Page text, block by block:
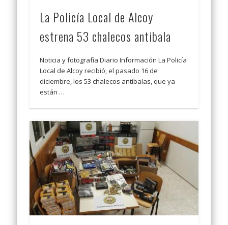
La Policía Local de Alcoy
estrena 53 chalecos antibala
Noticia y fotografía Diario Información La Policía
Local de Alcoy recibió, el pasado 16 de
diciembre, los 53 chalecos antibalas, que ya
están …